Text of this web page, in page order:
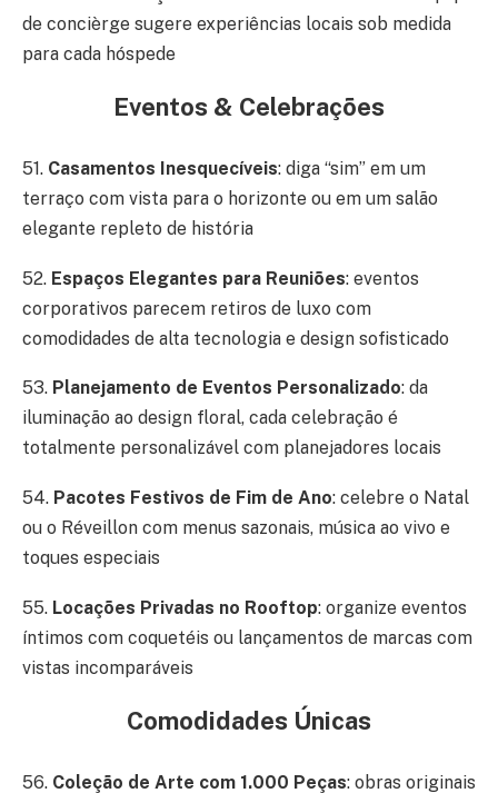
de concièrge sugere experiências locais sob medida
para cada hóspede
Eventos & Celebrações
51. Casamentos Inesquecíveis: diga “sim” em um
terraço com vista para o horizonte ou em um salão
elegante repleto de história
52. Espaços Elegantes para Reuniões: eventos
corporativos parecem retiros de luxo com
comodidades de alta tecnologia e design sofisticado
53. Planejamento de Eventos Personalizado: da
iluminação ao design floral, cada celebração é
totalmente personalizável com planejadores locais
54. Pacotes Festivos de Fim de Ano: celebre o Natal
ou o Réveillon com menus sazonais, música ao vivo e
toques especiais
55. Locações Privadas no Rooftop: organize eventos
íntimos com coquetéis ou lançamentos de marcas com
vistas incomparáveis
Comodidades Únicas
56. Coleção de Arte com 1.000 Peças: obras originais